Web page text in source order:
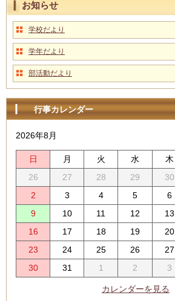
お知らせ
学校だより
学年だより
部活動だより
行事カレンダー
2026年8月
日 月 火 水 木
26
27 28 29 30
2
3 4 5 6
9
10 11 12 13
16
17 18 19 20
23
24 25 26 27
30
31 1 2 3
カレンダーを見る